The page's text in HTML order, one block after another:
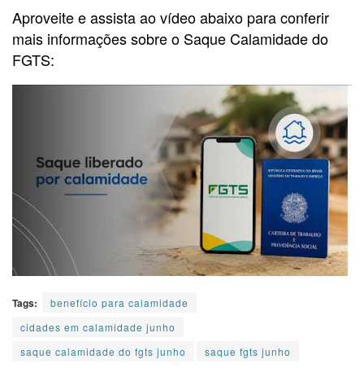
Aproveite e assista ao vídeo abaixo para conferir
mais informações sobre o Saque Calamidade do
FGTS:
Tags:
benefício para calamidade
cidades em calamidade junho
saque calamidade do fgts junho
saque fgts junho